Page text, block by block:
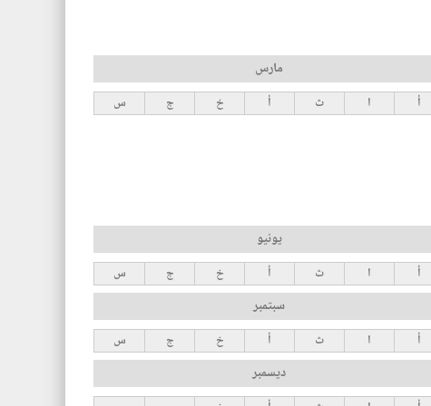
مارس
أ ا ث أ خ ج س
يونيو
أ ا ث أ خ ج س
سبتمبر
أ ا ث أ خ ج س
ديسمبر